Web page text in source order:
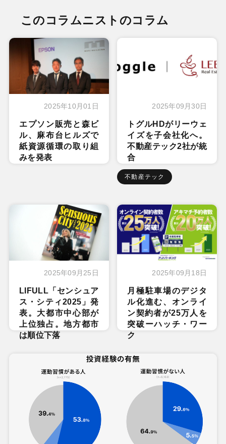
このコラムニストのコラム
2025年10月01日
エプソン販売と森ビ
ル、麻布台ヒルズで
紙資源循環の取り組
みを発表
2025年09月30日
トグルHDがリーウェ
イズを子会社化へ。
不動産テック2社が統
合
不動産テック
2025年09月25日
LIFULL「センシュア
ス・シティ2025」発
表。大都市中心部が
上位独占。地方都市
は順位下落
2025年09月18日
月極駐車場のデジタ
ル化進む、オンライ
ン契約者が25万人を
突破ーハッチ・ワー
ク